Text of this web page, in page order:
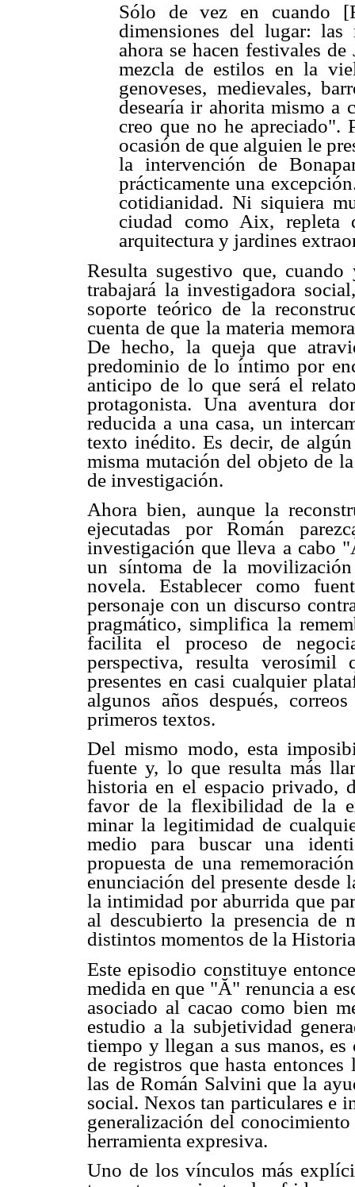
Sólo de vez en cuando
dimensiones del lugar: las
ahora se hacen festivales
mezcla de estilos en la
genoveses, medievales,
desearía ir ahorita mismo a
creo que no he apreciado".
ocasión de que alguien le
la intervención de
prácticamente una
cotidianidad. Ni siquiera
ciudad como Aix, repleta
arquitectura y jardines
Resulta sugestivo que,
trabajará la investigadora
soporte teórico de la
cuenta de que la materia
De hecho, la queja que
predominio de lo íntimo por
anticipo de lo que será el
protagonista. Una aventura
reducida a una casa, un
texto inédito. Es decir, de
misma mutación del objeto de
de investigación.
Ahora bien, aunque la
ejecutadas por Román
investigación que lleva a cabo
un síntoma de la
novela. Establecer como
personaje con un discurso
pragmático, simplifica la
facilita el proceso de
perspectiva, resulta
presentes en casi cualquier
algunos años después,
primeros textos.
Del mismo modo, esta
fuente y, lo que resulta más
historia en el espacio privado,
favor de la flexibilidad de la
minar la legitimidad de
medio para buscar una
propuesta de una
enunciación del presente desde
la intimidad por aburrida que
al descubierto la presencia de
distintos momentos de la
Este episodio constituye
medida en que "Ă" renuncia a
asociado al cacao como bien
estudio a la subjetividad
tiempo y llegan a sus manos,
de registros que hasta
las de Román Salvini que la
social. Nexos tan particulares e
generalización del
herramienta expresiva.
Uno de los vínculos más